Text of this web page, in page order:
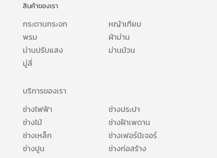
สินค้าของเรา
กระดานกระจก
หญ้าเทียม
พรม
ผ้าม่าน
ม่านปรับแสง
ม่านม้วน
มู่ลี่
บริการของเรา
ช่างไฟฟ้า
ช่างประปา
ช่างไม้
ช่างฝ้าเพดาน
ช่างเหล็ก
ช่างเฟอร์นิเจอร์
ช่างปูน
ช่างก่อสร้าง